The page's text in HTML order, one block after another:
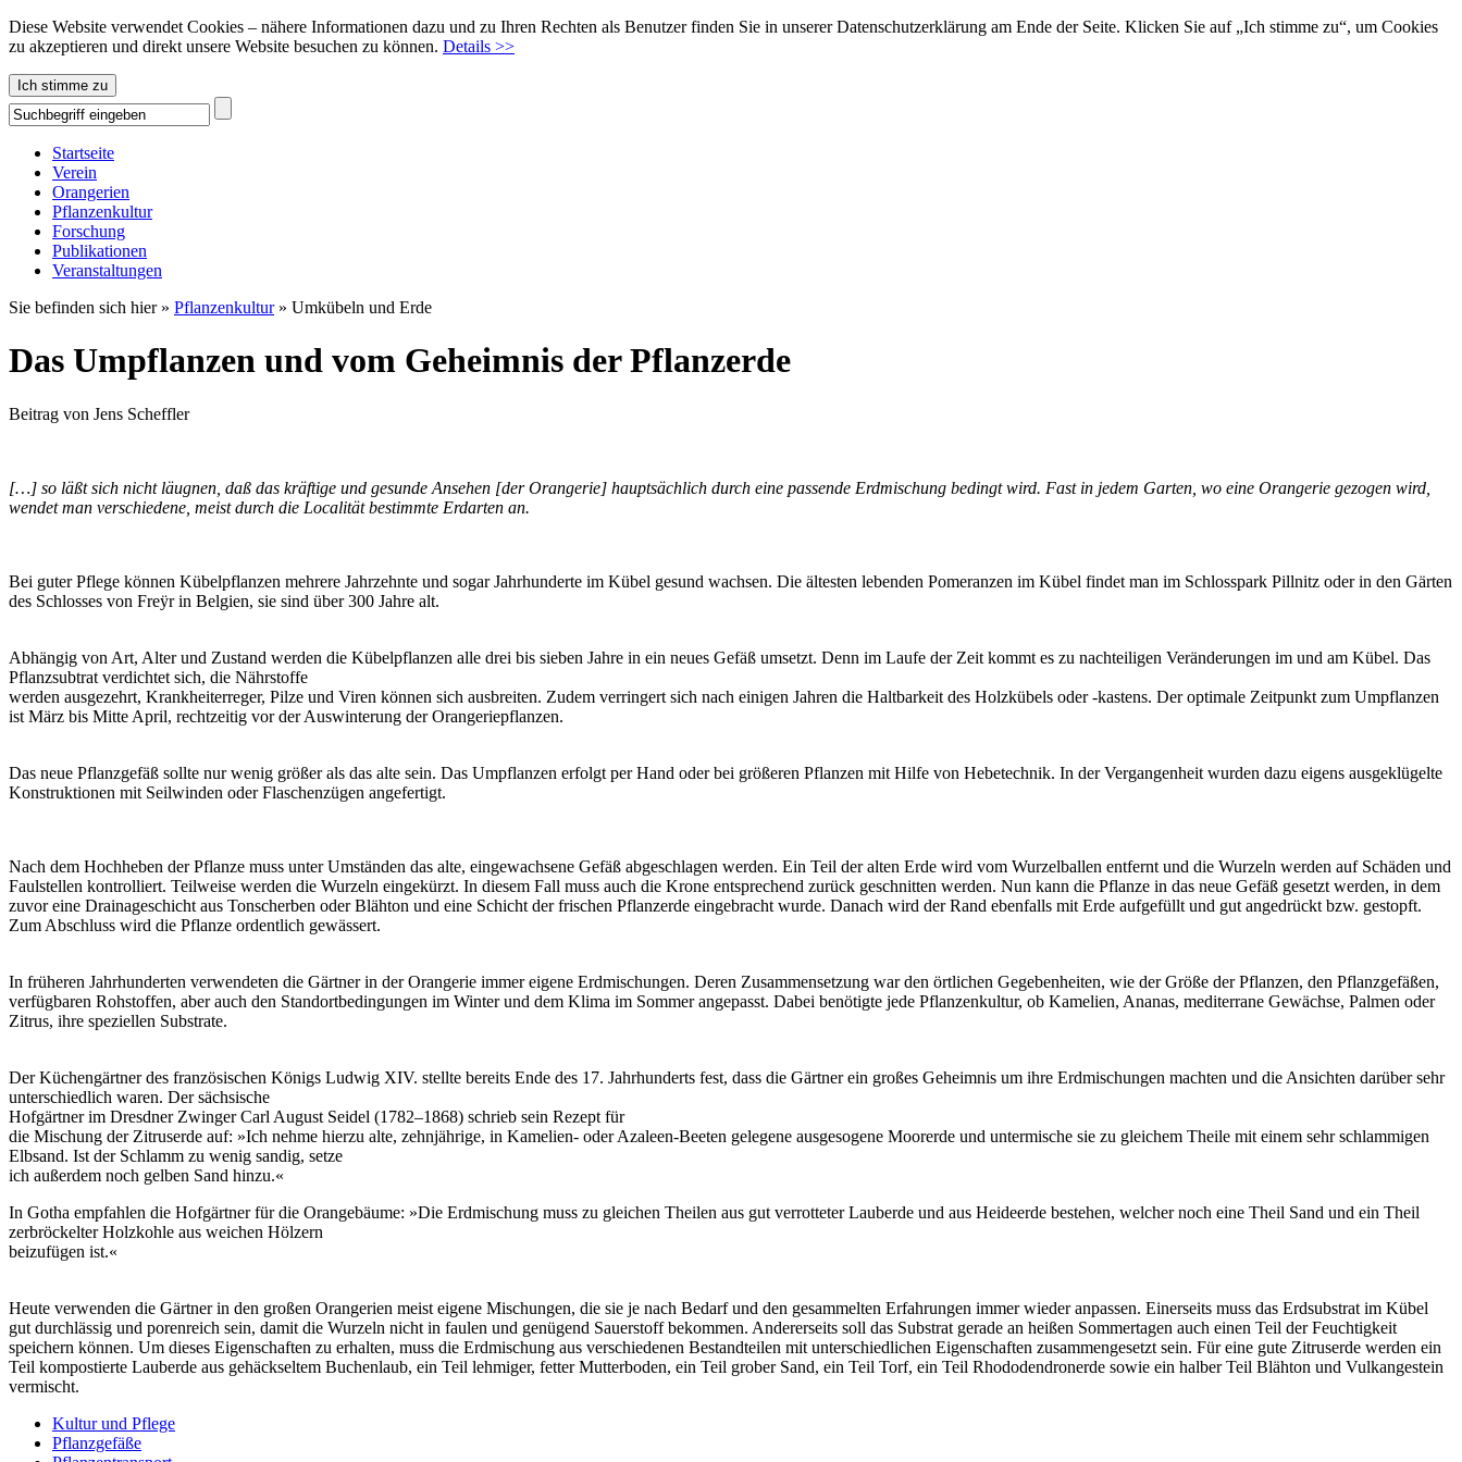
Diese Website verwendet Cookies – nähere Informationen dazu und zu Ihren Rechten als Benutzer finden Sie in unserer Datenschutzerklärung am Ende der Seite. Klicken Sie auf „Ich stimme zu“, um Cookies
zu akzeptieren und direkt unsere Website besuchen zu können. Details >>
Ich stimme zu
Startseite
Verein
Orangerien
Pflanzenkultur
Forschung
Publikationen
Veranstaltungen
Sie befinden sich hier » Pflanzenkultur » Umkübeln und Erde
Das Umpflanzen und vom Geheimnis der Pflanzerde
Beitrag von Jens Scheffler
[…] so läßt sich nicht läugnen, daß das kräftige und gesunde Ansehen [der Orangerie] hauptsächlich durch eine passende Erdmischung bedingt wird. Fast in jedem Garten, wo eine Orangerie gezogen wird,
wendet man verschiedene, meist durch die Localität bestimmte Erdarten an.
Bei guter Pflege können Kübelpflanzen mehrere Jahrzehnte und sogar Jahrhunderte im Kübel gesund wachsen. Die ältesten lebenden Pomeranzen im Kübel findet man im Schlosspark Pillnitz oder in den Gärten
des Schlosses von Freÿr in Belgien, sie sind über 300 Jahre alt.
Abhängig von Art, Alter und Zustand werden die Kübelpflanzen alle drei bis sieben Jahre in ein neues Gefäß umsetzt. Denn im Laufe der Zeit kommt es zu nachteiligen Veränderungen im und am Kübel. Das
Pflanzsubtrat verdichtet sich, die Nährstoffe
werden ausgezehrt, Krankheiterreger, Pilze und Viren können sich ausbreiten. Zudem verringert sich nach einigen Jahren die Haltbarkeit des Holzkübels oder -kastens. Der optimale Zeitpunkt zum Umpflanzen
ist März bis Mitte April, rechtzeitig vor der Auswinterung der Orangeriepflanzen.
Das neue Pflanzgefäß sollte nur wenig größer als das alte sein. Das Umpflanzen erfolgt per Hand oder bei größeren Pflanzen mit Hilfe von Hebetechnik. In der Vergangenheit wurden dazu eigens ausgeklügelte
Konstruktionen mit Seilwinden oder Flaschenzügen angefertigt.
Nach dem Hochheben der Pflanze muss unter Umständen das alte, eingewachsene Gefäß abgeschlagen werden. Ein Teil der alten Erde wird vom Wurzelballen entfernt und die Wurzeln werden auf Schäden und
Faulstellen kontrolliert. Teilweise werden die Wurzeln eingekürzt. In diesem Fall muss auch die Krone entsprechend zurück geschnitten werden. Nun kann die Pflanze in das neue Gefäß gesetzt werden, in dem
zuvor eine Drainageschicht aus Tonscherben oder Blähton und eine Schicht der frischen Pflanzerde eingebracht wurde. Danach wird der Rand ebenfalls mit Erde aufgefüllt und gut angedrückt bzw. gestopft.
Zum Abschluss wird die Pflanze ordentlich gewässert.
In früheren Jahrhunderten verwendeten die Gärtner in der Orangerie immer eigene Erdmischungen. Deren Zusammensetzung war den örtlichen Gegebenheiten, wie der Größe der Pflanzen, den Pflanzgefäßen,
verfügbaren Rohstoffen, aber auch den Standortbedingungen im Winter und dem Klima im Sommer angepasst. Dabei benötigte jede Pflanzenkultur, ob Kamelien, Ananas, mediterrane Gewächse, Palmen oder
Zitrus, ihre speziellen Substrate.
Der Küchengärtner des französischen Königs Ludwig XIV. stellte bereits Ende des 17. Jahrhunderts fest, dass die Gärtner ein großes Geheimnis um ihre Erdmischungen machten und die Ansichten darüber sehr
unterschiedlich waren. Der sächsische
Hofgärtner im Dresdner Zwinger Carl August Seidel (1782–1868) schrieb sein Rezept für
die Mischung der Zitruserde auf: »Ich nehme hierzu alte, zehnjährige, in Kamelien- oder Azaleen-Beeten gelegene ausgesogene Moorerde und untermische sie zu gleichem Theile mit einem sehr schlammigen
Elbsand. Ist der Schlamm zu wenig sandig, setze
ich außerdem noch gelben Sand hinzu.«
In Gotha empfahlen die Hofgärtner für die Orangebäume: »Die Erdmischung muss zu gleichen Theilen aus gut verrotteter Lauberde und aus Heideerde bestehen, welcher noch eine Theil Sand und ein Theil
zerbröckelter Holzkohle aus weichen Hölzern
beizufügen ist.«
Heute verwenden die Gärtner in den großen Orangerien meist eigene Mischungen, die sie je nach Bedarf und den gesammelten Erfahrungen immer wieder anpassen. Einerseits muss das Erdsubstrat im Kübel
gut durchlässig und porenreich sein, damit die Wurzeln nicht in faulen und genügend Sauerstoff bekommen. Andererseits soll das Substrat gerade an heißen Sommertagen auch einen Teil der Feuchtigkeit
speichern können. Um dieses Eigenschaften zu erhalten, muss die Erdmischung aus verschiedenen Bestandteilen mit unterschiedlichen Eigenschaften zusammengesetzt sein. Für eine gute Zitruserde werden ein
Teil kompostierte Lauberde aus gehäckseltem Buchenlaub, ein Teil lehmiger, fetter Mutterboden, ein Teil grober Sand, ein Teil Torf, ein Teil Rhododendronerde sowie ein halber Teil Blähton und Vulkangestein
vermischt.
Kultur und Pflege
Pflanzgefäße